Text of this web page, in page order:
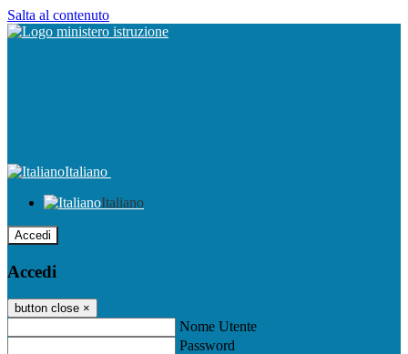
Salta al contenuto
Italiano
Italiano
Accedi
Accedi
button close ×
Nome Utente
Password